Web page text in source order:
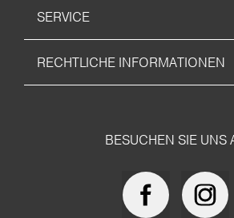
SERVICE
RECHTLICHE INFORMATIONEN
BESUCHEN SIE UNS